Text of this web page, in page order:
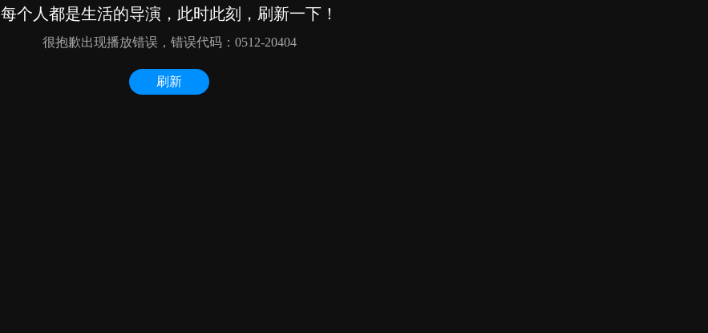
每个人都是生活的导演，此时此刻，刷新一下！
很抱歉出现播放错误，错误代码：0512-20404
刷新